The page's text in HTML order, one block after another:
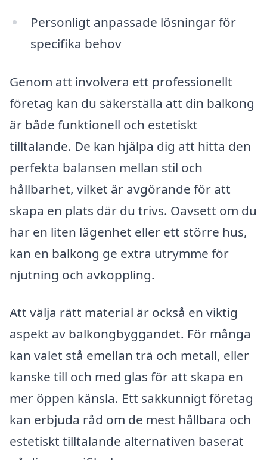
Personligt anpassade lösningar för
specifika behov
Genom att involvera ett professionellt
företag kan du säkerställa att din balkong
är både funktionell och estetiskt
tilltalande. De kan hjälpa dig att hitta den
perfekta balansen mellan stil och
hållbarhet, vilket är avgörande för att
skapa en plats där du trivs. Oavsett om du
har en liten lägenhet eller ett större hus,
kan en balkong ge extra utrymme för
njutning och avkoppling.
Att välja rätt material är också en viktig
aspekt av balkongbyggandet. För många
kan valet stå emellan trä och metall, eller
kanske till och med glas för att skapa en
mer öppen känsla. Ett sakkunnigt företag
kan erbjuda råd om de mest hållbara och
estetiskt tilltalande alternativen baserat